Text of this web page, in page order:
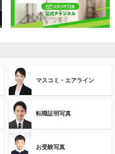
マスコミ・エアライン
転職証明写真
お受験写真